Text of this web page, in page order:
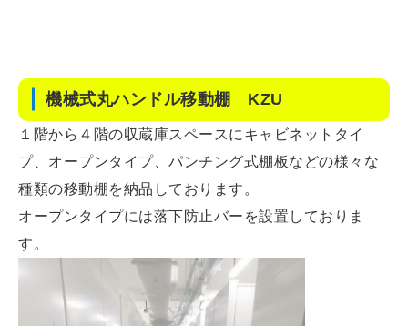
機械式丸ハンドル移動棚 KZU
１階から４階の収蔵庫スペースにキャビネットタイ
プ、オープンタイプ、パンチング式棚板などの様々な
種類の移動棚を納品しております。
オープンタイプには落下防止バーを設置しておりま
す。